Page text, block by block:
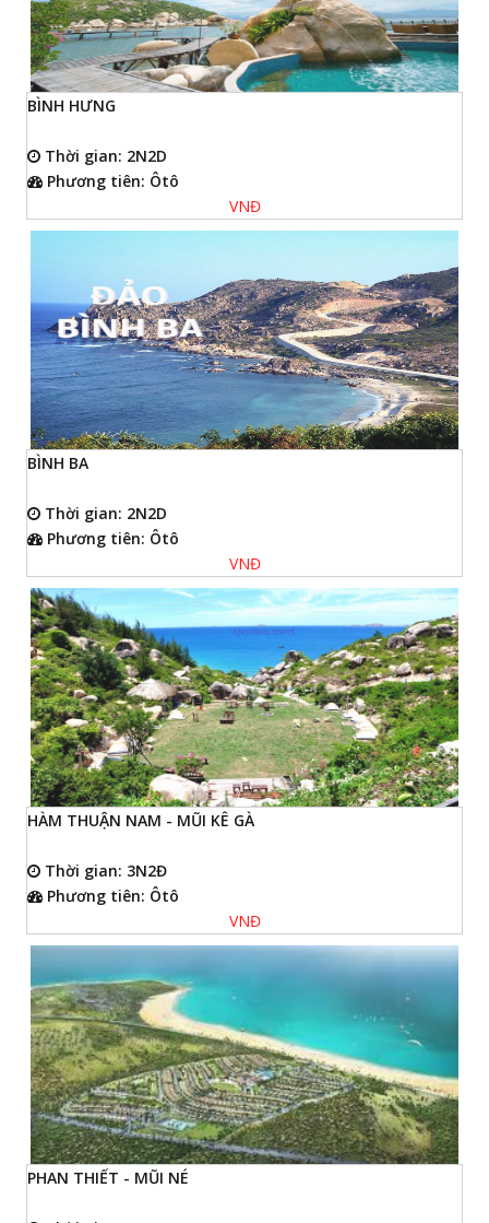
BÌNH HƯNG
Thời gian: 2N2D
Phương tiên: Ôtô
VNĐ
BÌNH BA
Thời gian: 2N2D
Phương tiên: Ôtô
VNĐ
HÀM THUẬN NAM - MŨI KÊ GÀ
Thời gian: 3N2Đ
Phương tiên: Ôtô
VNĐ
PHAN THIẾT - MŨI NÉ